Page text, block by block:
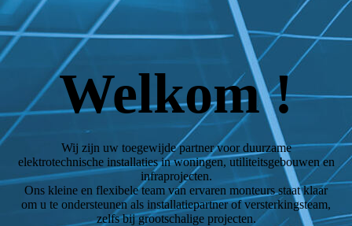
Welkom !
Wij zijn uw toegewijde partner voor duurzame
elektrotechnische installaties in woningen, utiliteitsgebouwen en
infraprojecten.
Ons kleine en flexibele team van ervaren monteurs staat klaar
om u te ondersteunen als installatiepartner of versterkingsteam,
zelfs bij grootschalige projecten.